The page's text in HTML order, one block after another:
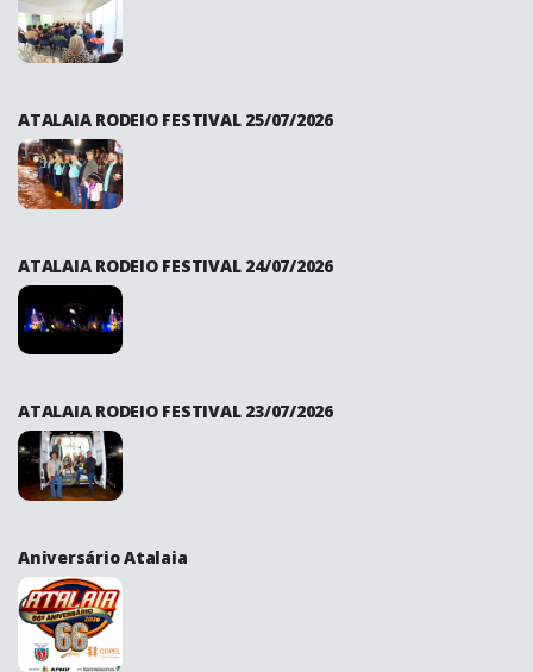
ATALAIA RODEIO FESTIVAL 25/07/2026
ATALAIA RODEIO FESTIVAL 24/07/2026
ATALAIA RODEIO FESTIVAL 23/07/2026
Aniversário Atalaia